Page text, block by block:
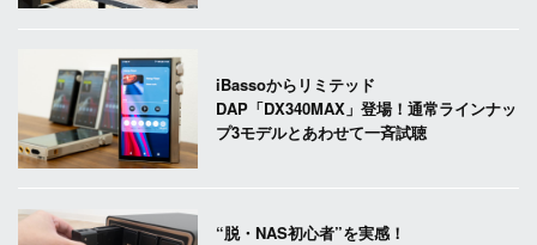
iBassoからリミテッド
DAP「DX340MAX」登場！通常ラインナッ
プ3モデルとあわせて一斉試聴
“脱・NAS初心者”を実感！